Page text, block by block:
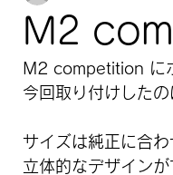
M2
M2 competition に
今回取り付けした
サイズは純正に合
立体的なデザイン